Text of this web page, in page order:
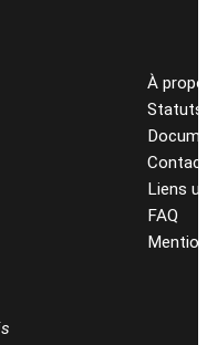
À
Statuts
Liens
FAQ